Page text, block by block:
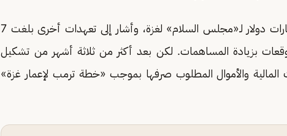
وأعلن «ترامب» أن بلاده ستقدم 10 مليارات دولار لـ«مجلس السلام» لغزة، وأشار إلى تعهدات أخرى بلغت 7
بزيادة المساهمات. لكن بعد أكثر من ثلاثة أشهر من تشكيل
المالية والأموال المطلوب صرفها بموجب «خطة ترمب لإعمار غزة»